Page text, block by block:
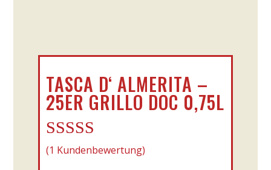
TASCA D‘ ALMERITA –
25ER GRILLO DOC 0,75L
Bewertet mit
(1 Kundenbewertung)